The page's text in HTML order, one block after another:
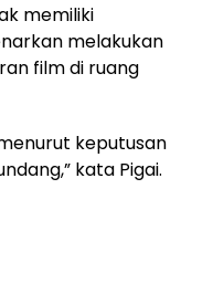
memiliki
melakukan
film di ruang
keputusan
kata Pigai.